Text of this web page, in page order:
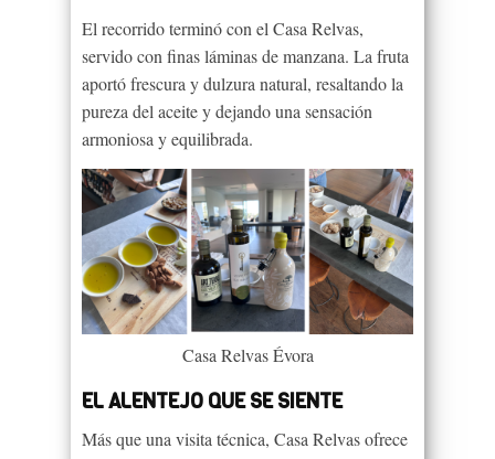
El recorrido terminó con el Casa Relvas,
servido con finas láminas de manzana. La fruta
aportó frescura y dulzura natural, resaltando la
pureza del aceite y dejando una sensación
armoniosa y equilibrada.
Casa Relvas Évora
EL ALENTEJO QUE SE SIENTE
Más que una visita técnica, Casa Relvas ofrece